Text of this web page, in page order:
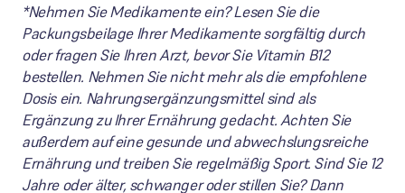
*Nehmen Sie Medikamente ein? Lesen Sie die
Packungsbeilage Ihrer Medikamente sorgfältig durch
oder fragen Sie Ihren Arzt, bevor Sie Vitamin B12
bestellen. Nehmen Sie nicht mehr als die empfohlene
Dosis ein. Nahrungsergänzungsmittel sind als
Ergänzung zu Ihrer Ernährung gedacht. Achten Sie
außerdem auf eine gesunde und abwechslungsreiche
Ernährung und treiben Sie regelmäßig Sport. Sind Sie 12
Jahre oder älter, schwanger oder stillen Sie? Dann